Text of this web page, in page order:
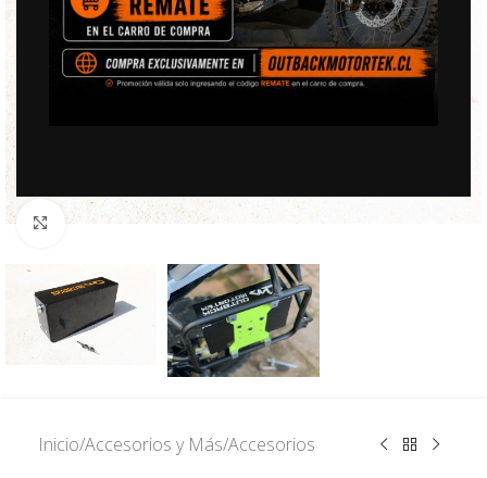
Click to enlarge
Inicio/Accesorios y Más/Accesorios